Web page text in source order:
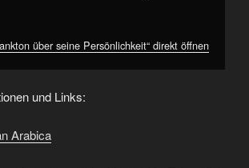
über seine Persönlichkeit“ direkt öffnen
und Links:
Arabica